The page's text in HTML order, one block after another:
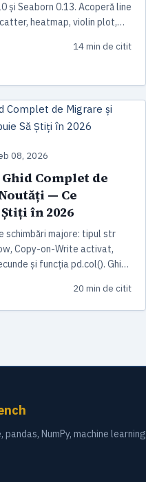
și Seaborn 0.13. Acoperă line
heatmap, violin plot,
de vizualizare.14 min de citit
08, 2026
Ghid Complet de
— Ce
în 2026
schimbări majore: tipul str
Copy-on-Write activat,
și funcția pd.col(). Ghid
20 min de citit
pandas, NumPy, machine